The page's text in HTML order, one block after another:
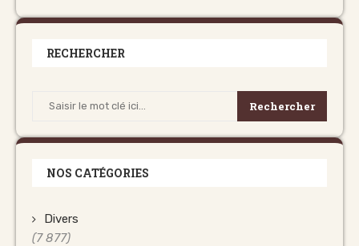
RECHERCHER
Rechercher
NOS CATÉGORIES
Divers
(7 877)